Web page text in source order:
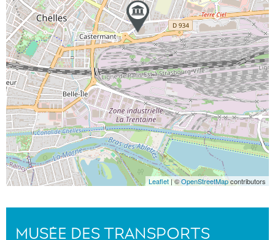
Leaflet| ©OpenStreetMapcontributors
MUSÉE DES TRANSPORTS